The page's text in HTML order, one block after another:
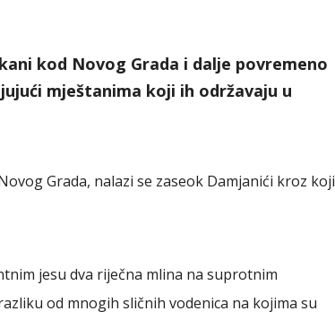
kod Novog Grada i dalje povremeno
mještanima koji ih održavaju u
Grada, nalazi se zaseok Damjanići kroz koji
jesu dva riječna mlina na suprotnim
od mnogih sličnih vodenica na kojima su